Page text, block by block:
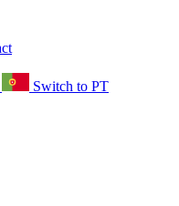
Switch to PT